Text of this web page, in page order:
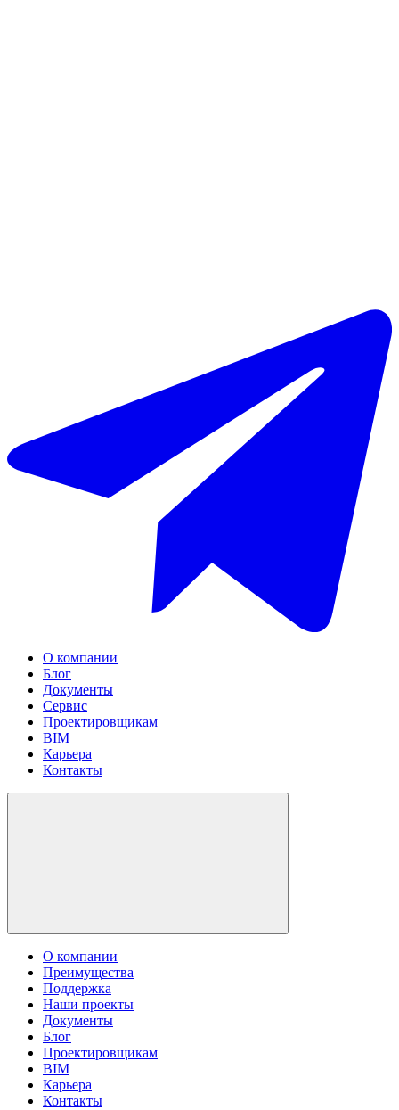
О компании
Блог
Документы
Сервис
Проектировщикам
BIM
Карьера
Контакты
О компании
Преимущества
Поддержка
Наши проекты
Документы
Блог
Проектировщикам
BIM
Карьера
Контакты